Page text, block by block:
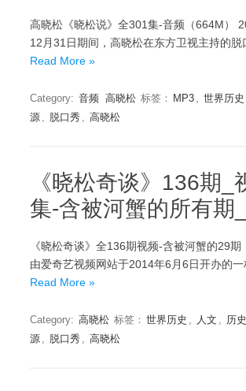
高晓松《晓松说》全301集-音频（664M）
12月31日期间，高晓松在东方卫视主持的脱
Read More »
Category: 音频 高晓松 标签： MP3 , 世界历史
源 , 脱口秀 , 高晓松
《晓松奇谈》136期_
集-含被河蟹的所有期
《晓松奇谈》全136期视频-含被河蟹的29期
由爱奇艺视频网站于2014年6月6日开办的一
Read More »
Category: 高晓松 标签： 世界历史 , 人文 , 历史
源 , 脱口秀 , 高晓松